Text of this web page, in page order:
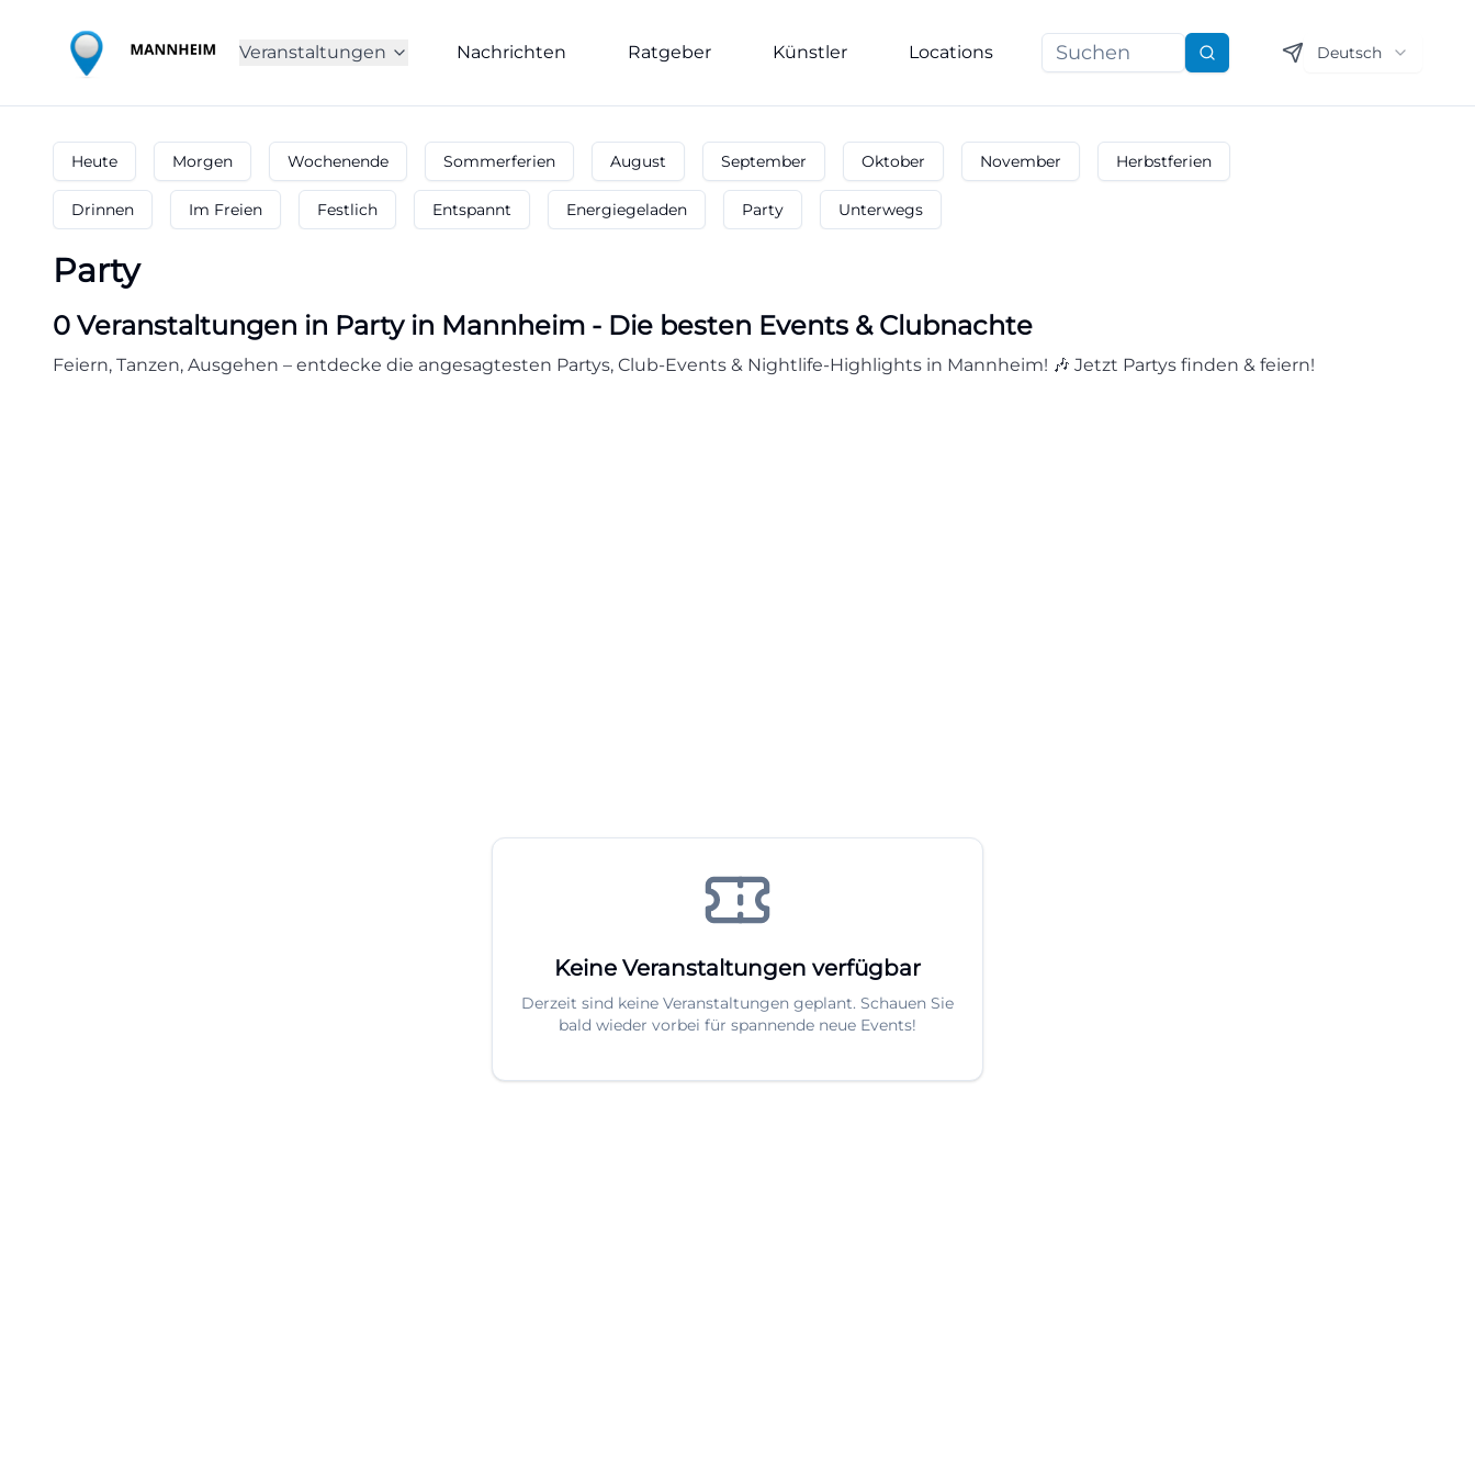
Veranstaltungen Nachrichten Ratgeber Künstler Locations Suchen Deutsch
Heute Morgen Wochenende Sommerferien August September Oktober November Herbstferien
Drinnen Im Freien Festlich Entspannt Energiegeladen Party Unterwegs
Party
0 Veranstaltungen in Partyin Mannheim - Die besten Events & Clubnachte
Feiern, Tanzen, Ausgehen – entdecke die angesagtesten Partys, Club-Events & Nightlife-Highlights in Mannheim! 🎶 Jetzt Partys finden & feiern!
Keine Veranstaltungen verfügbar
Derzeit sind keine Veranstaltungen geplant. Schauen Sie
bald wieder vorbei für spannende neue Events!